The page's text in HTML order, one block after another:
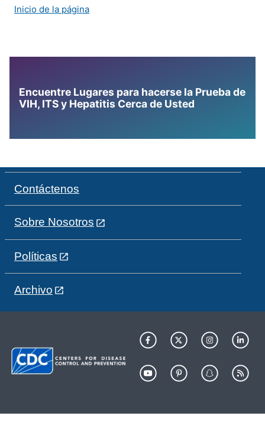
Inicio de la página
Encuentre Lugares para hacerse la Prueba de
VIH, ITS y Hepatitis Cerca de Usted
Contáctenos
Sobre Nosotros
Políticas
Archivo